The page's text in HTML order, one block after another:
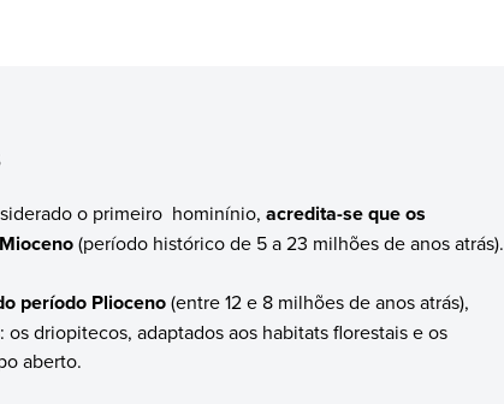
o primeiro hominínio, acredita-se que os
(período histórico de 5 a 23 milhões de anos atrás).
período Plioceno(entre 12 e 8 milhões de anos atrás),
driopitecos, adaptados aos habitats florestais e os
aberto.